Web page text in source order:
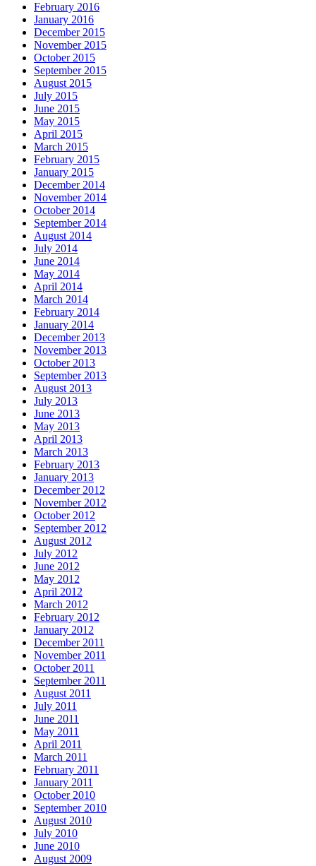
February 2016
January 2016
December 2015
November 2015
October 2015
September 2015
August 2015
July 2015
June 2015
May 2015
April 2015
March 2015
February 2015
January 2015
December 2014
November 2014
October 2014
September 2014
August 2014
July 2014
June 2014
May 2014
April 2014
March 2014
February 2014
January 2014
December 2013
November 2013
October 2013
September 2013
August 2013
July 2013
June 2013
May 2013
April 2013
March 2013
February 2013
January 2013
December 2012
November 2012
October 2012
September 2012
August 2012
July 2012
June 2012
May 2012
April 2012
March 2012
February 2012
January 2012
December 2011
November 2011
October 2011
September 2011
August 2011
July 2011
June 2011
May 2011
April 2011
March 2011
February 2011
January 2011
October 2010
September 2010
August 2010
July 2010
June 2010
August 2009